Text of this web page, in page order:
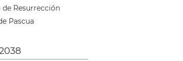
de Resurrección
Pascua